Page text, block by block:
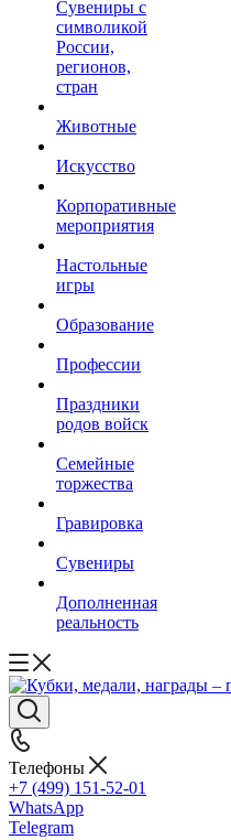
Сувениры с
символикой
России,
регионов,
стран
Животные
Искусство
Корпоративные
мероприятия
Настольные
игры
Образование
Профессии
Праздники
родов войск
Семейные
торжества
Гравировка
Сувениры
Дополненная
реальность
Телефоны
+7 (499) 151-52-01
WhatsApp
Telegram